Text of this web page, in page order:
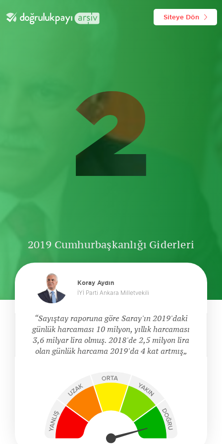
Siteye Dön
2
2019 Cumhurbaşkanlığı Giderleri
Koray Aydın
İYİ Parti Ankara Milletvekili
Sayıştay raporuna göre Saray'ın 2019'daki
günlük harcaması 10 milyon, yıllık harcaması
3,6 milyar lira olmuş. 2018'de 2,5 milyon lira
olan günlük harcama 2019'da 4 kat artmış